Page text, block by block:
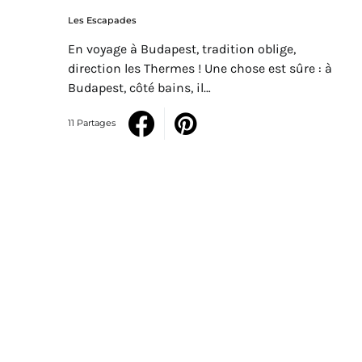
Les Escapades
En voyage à Budapest, tradition oblige,
direction les Thermes ! Une chose est sûre : à
Budapest, côté bains, il…
11 Partages